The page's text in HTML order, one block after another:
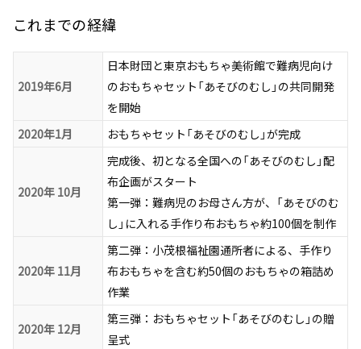
これまでの経緯
2019年6月
日本財団と東京おもちゃ美術館で難病児向け
のおもちゃセット「あそびのむし」の共同開発
を開始
2020年1月
おもちゃセット「あそびのむし」が完成
2020年 10月
完成後、初となる全国への「あそびのむし」配
布企画がスタート
第一弾：難病児のお母さん方が、「あそびのむ
し」に入れる手作り布おもちゃ約100個を制作
2020年 11月
第二弾：小茂根福祉園通所者による、手作り
布おもちゃを含む約50個のおもちゃの箱詰め
作業
2020年 12月
第三弾：おもちゃセット「あそびのむし」の贈
呈式